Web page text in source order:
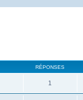
RÉPONSES
1